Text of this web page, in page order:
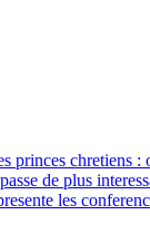
princes chretiens :
de plus
les